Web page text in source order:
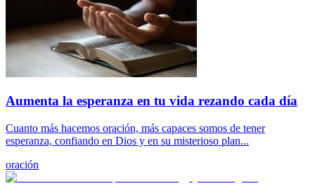
Aumenta la esperanza en tu vida rezando cada día
Cuanto más hacemos oración, más capaces somos de tener
esperanza, confiando en Dios y en su misterioso plan...
oración